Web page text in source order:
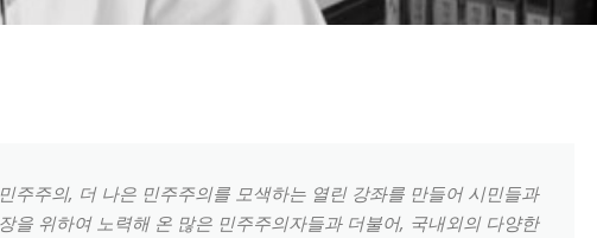
주주의, 더 나은 민주주의를 모색하는 열린 강좌를 만들어 시민들과
을 위하여 노력해 온 많은 민주주의자들과 더불어, 국내외의 다양한